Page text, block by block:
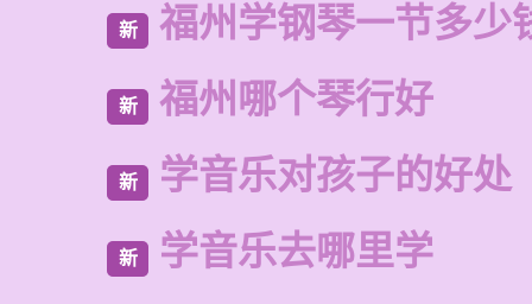
新 福州学钢琴一节多少
新 福州哪个琴行好
新 学音乐对孩子的好处
新 学音乐去哪里学